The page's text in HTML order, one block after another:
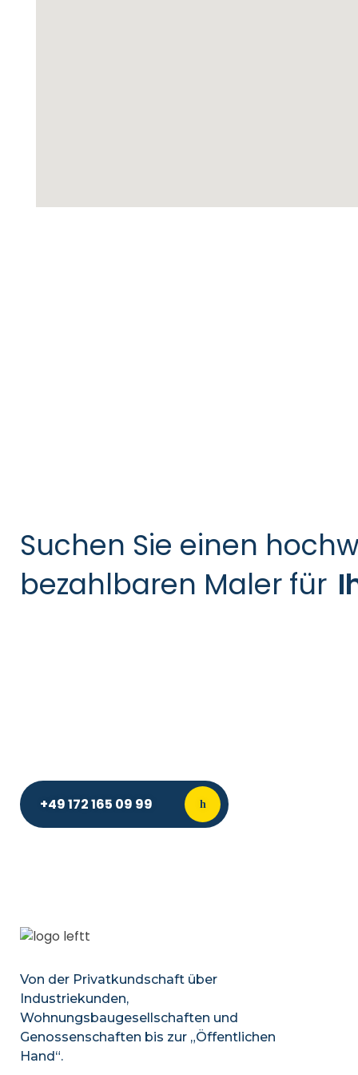
Suchen Sie einen
bezahlbaren Maler für
+49 172 165 09 99
Von der Privatkundschaft über
Industriekunden,
Wohnungsbaugesellschaften und
Genossenschaften bis zur „Öffentlichen
Hand“.